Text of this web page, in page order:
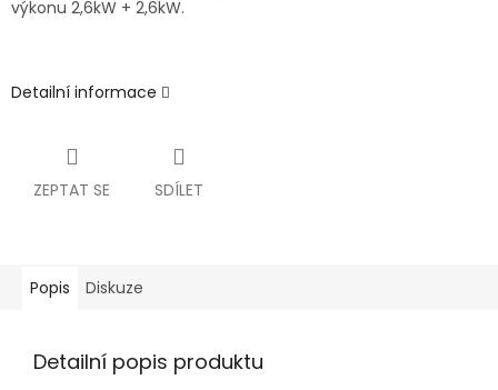
výkonu 2,6kW + 2,6kW.
Detailní informace
ZEPTAT SE SDÍLET
Popis Diskuze
Detailní popis produktu